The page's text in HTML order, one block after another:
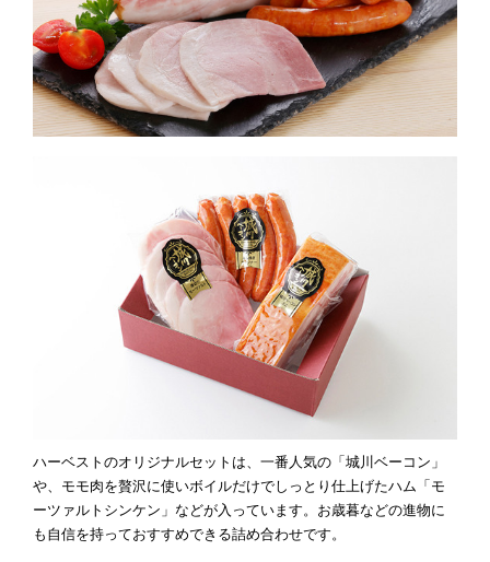
ハーベストのオリジナルセットは、一番人気の「城川ベーコン」
や、モモ肉を贅沢に使いボイルだけでしっとり仕上げたハム「モ
ーツァルトシンケン」などが入っています。お歳暮などの進物に
も自信を持っておすすめできる詰め合わせです。